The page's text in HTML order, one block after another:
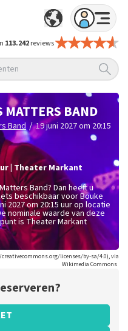
113.242reviews
MATTERS BAND
Band / 19 juni 2027 om 20:15
Theater Markant
Band? Dan heeft u
beschikbaar voor Bouke
2027 om 20:15 uur op locatie
nominale waarde van deze
is Theater Markant
creativecommons.org/licenses/by-sa/4.0), via
Wikimedia Commons